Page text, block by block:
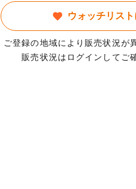
ウォッチリス
ご登録の地域により販売状況が
販売状況はログインしてご